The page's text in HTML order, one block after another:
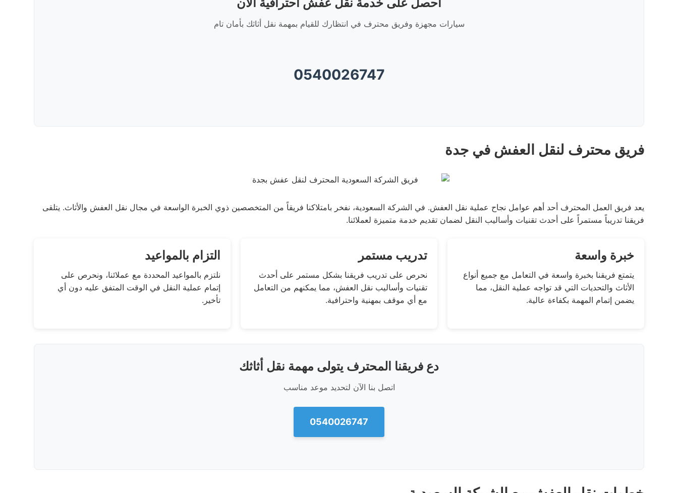
سيارات مجهزة وفريق محترف في انتظارك للقيام بمهمة نقل أثاثك بأمان تام
0540026747
فريق محترف لنقل العفش في جدة
يعد فريق العمل المحترف أحد أهم عوامل نجاح عملية نقل العفش. في الشركة السعودية، نفخر بامتلاكنا فريقاً من المتخصصين ذوي الخبرة الواسعة في مجال نقل العفش والأثاث. يتلقى
فريقنا تدريباً مستمراً على أحدث تقنيات وأساليب النقل لضمان تقديم خدمة متميزة لعملائنا.
خبرة واسعة
يتمتع فريقنا بخبرة واسعة في التعامل مع جميع أنواع
الأثاث والتحديات التي قد تواجه عملية النقل، مما
يضمن إتمام المهمة بكفاءة عالية.
تدريب مستمر
نحرص على تدريب فريقنا بشكل مستمر على أحدث
تقنيات وأساليب نقل العفش، مما يمكنهم من التعامل
مع أي موقف بمهنية واحترافية.
التزام بالمواعيد
نلتزم بالمواعيد المحددة مع عملائنا، ونحرص على
إتمام عملية النقل في الوقت المتفق عليه دون أي
تأخير.
دع فريقنا المحترف يتولى مهمة نقل أثاثك
اتصل بنا الآن لتحديد موعد مناسب
0540026747